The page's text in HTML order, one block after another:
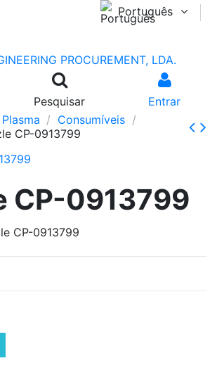
Português
Pesquisar
Entrar
Consumíveis
CP-0913799
CP-0913799
CP-0913799